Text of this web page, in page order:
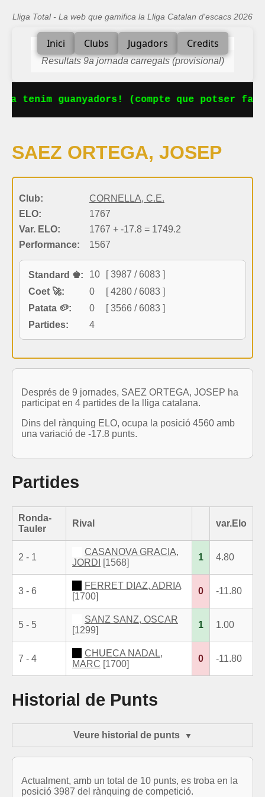
Lliga Total - La web que gamifica la Lliga Catalan d'escacs 2026
Inici Clubs Jugadors Credits
Resultats 9a jornada carregats (provisional)
tenim guanyadors! (compte que potser
SAEZ ORTEGA, JOSEP
Club:
CORNELLA, C.E.
ELO:
1767
Var. ELO:
1767 + -17.8 = 1749.2
Performance:
1567
Standard ♚: 10
[ 3987 / 6083 ]
Coet 🚀:
0
[ 4280 / 6083 ]
Patata 🥔:
0
[ 3566 / 6083 ]
Partides:
4
Després de 9 jornades, SAEZ ORTEGA, JOSEP ha
participat en 4 partides de la lliga catalana.
Dins del rànquing ELO, ocupa la posició 4560 amb
una variació de -17.8 punts.
Partides
Ronda-
Tauler
Rival var.Elo
2 - 1
CASANOVA GRACIA,
JORDI
[1568]
1 4.80
3 - 6
FERRET DIAZ, ADRIA
[1700]
0 -11.80
5 - 5
SANZ SANZ, OSCAR
[1299]
1 1.00
7 - 4
CHUECA NADAL,
MARC [1700]
0 -11.80
Historial de Punts
Veure historial de punts
Actualment, amb un total de 10 punts, es troba en la
posició 3987 del rànquing de competició.